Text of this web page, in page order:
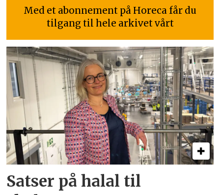
Med et abonnement på Horeca får du
tilgang til hele arkivet vårt
Satser på halal til